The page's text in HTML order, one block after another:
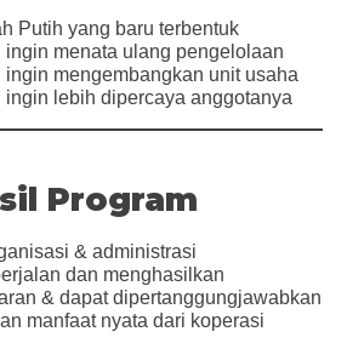
Putih yang baru terbentuk
ingin menata ulang pengelolaan
ingin mengembangkan unit usaha
ingin lebih dipercaya anggotanya
Program
& administrasi
dan menghasilkan
& dapat dipertanggungjawabkan
manfaat nyata dari koperasi